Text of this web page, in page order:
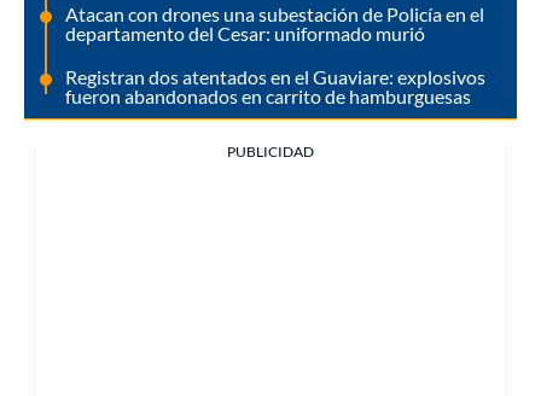
Atacan con drones una subestación de Policía en el
departamento del Cesar: uniformado murió
Registran dos atentados en el Guaviare: explosivos
fueron abandonados en carrito de hamburguesas
PUBLICIDAD